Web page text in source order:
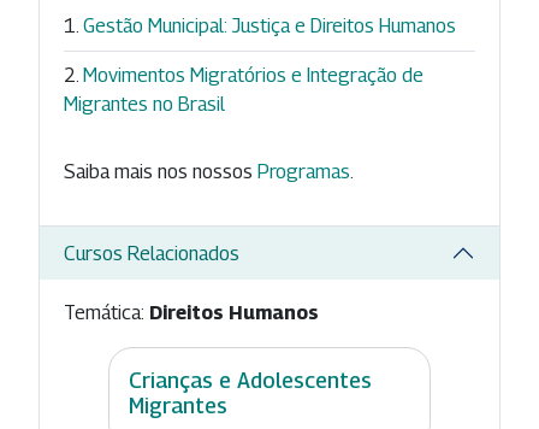
Gestão Municipal: Justiça e Direitos Humanos
Movimentos Migratórios e Integração de
Migrantes no Brasil
Saiba mais nos nossos Programas.
Cursos Relacionados
Temática: Direitos Humanos
Crianças e Adolescentes
Migrantes